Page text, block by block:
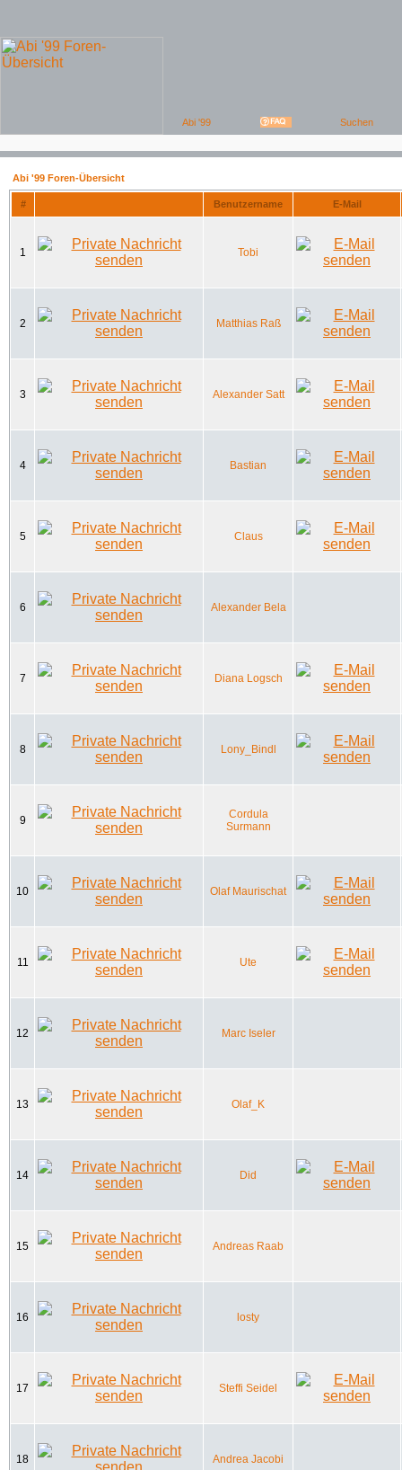
Abi '99 Foren-Übersicht
# Benutzername E-Mail
1 Tobi
2 Matthias Raß
3 Alexander Satt
4 Bastian
5 Claus
6 Alexander Bela
7 Diana Logsch
8 Lony_Bindl
9
Cordula
Surmann
10 Olaf Maurischat
11 Ute
12 Marc Iseler
13 Olaf_K
14 Did
15 Andreas Raab
16 losty
17 Steffi Seidel
18 Andrea Jacobi